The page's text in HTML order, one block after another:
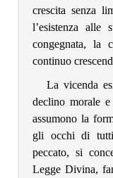
crescita senza
l’esistenza alle
congegnata, la
continuo
La vicenda
declino morale
assumono la
gli occhi di
peccato, si
Legge Divina,